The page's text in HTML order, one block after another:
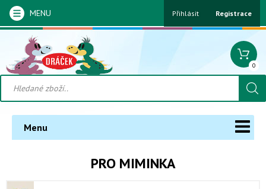
MENU Přihlásit Registrace
0
Menu
PRO MIMINKA